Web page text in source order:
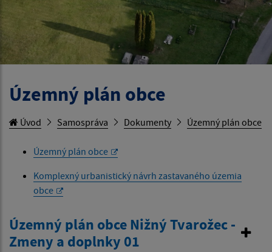
Územný plán obce
Úvod Samospráva Dokumenty Územný plán obce
Územný plán obce
Komplexný urbanistický návrh zastavaného územia
obce
Územný plán obce Nižný Tvarožec -
Zmeny a doplnky 01